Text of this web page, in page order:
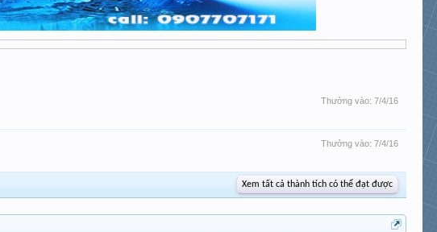
Thưởng vào: 7/4/16
Thưởng vào: 7/4/16
Xem tất cả thành tích có thể đạt được